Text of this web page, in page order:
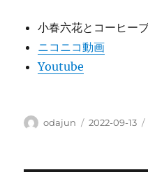
小春六花とコーヒー
ニコニコ動画
Youtube
投
odajun
投
2022-09-13